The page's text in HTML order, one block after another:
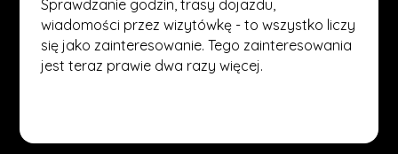
Sprawdzanie godzin, trasy dojazdu,
wiadomości przez wizytówkę - to wszystko liczy
się jako zainteresowanie. Tego zainteresowania
jest teraz prawie dwa razy więcej.